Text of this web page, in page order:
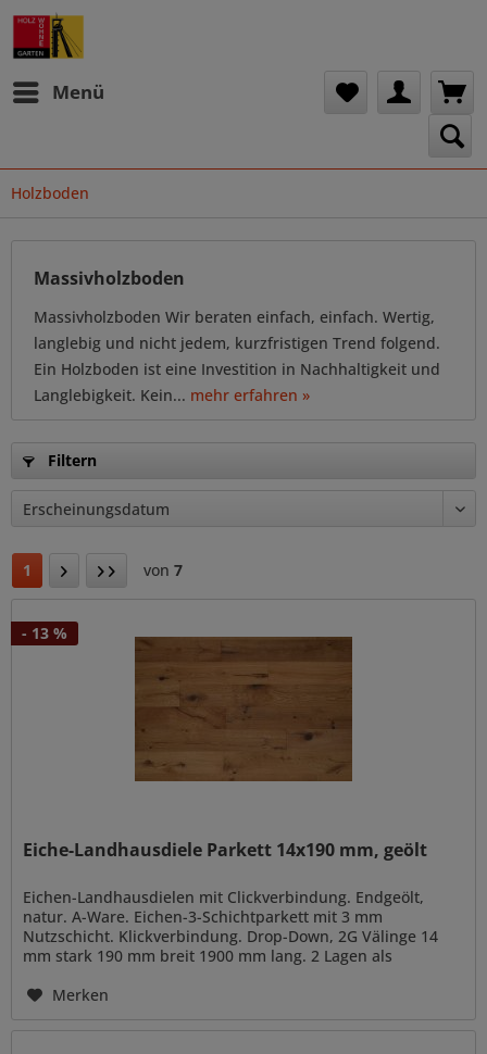
Menü
Holzboden
Massivholzboden
Massivholzboden Wir beraten einfach, einfach. Wertig,
langlebig und nicht jedem, kurzfristigen Trend folgend.
Ein Holzboden ist eine Investition in Nachhaltigkeit und
Langlebigkeit. Kein... mehr erfahren »
Filtern
1 von 7
- 13 %
Eiche-Landhausdiele Parkett 14x190 mm, geölt
Eichen-Landhausdielen mit Clickverbindung. Endgeölt,
natur. A-Ware. Eichen-3-Schichtparkett mit 3 mm
Nutzschicht. Klickverbindung. Drop-Down, 2G Välinge 14
mm stark 190 mm breit 1900 mm lang. 2 Lagen als
Merken